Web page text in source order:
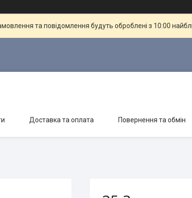
та повідомлення будуть оброблені з 10:00
Доставка та оплата Повернення та обмін